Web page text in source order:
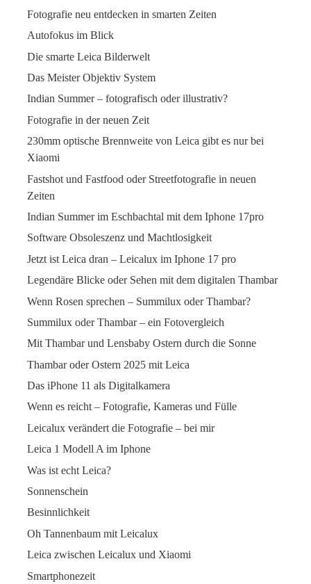
Fotografie neu entdecken in smarten Zeiten
Autofokus im Blick
Die smarte Leica Bilderwelt
Das Meister Objektiv System
Indian Summer – fotografisch oder illustrativ?
Fotografie in der neuen Zeit
230mm optische Brennweite von Leica gibt es nur bei
Xiaomi
Fastshot und Fastfood oder Streetfotografie in neuen
Zeiten
Indian Summer im Eschbachtal mit dem Iphone 17pro
Software Obsoleszenz und Machtlosigkeit
Jetzt ist Leica dran – Leicalux im Iphone 17 pro
Legendäre Blicke oder Sehen mit dem digitalen Thambar
Wenn Rosen sprechen – Summilux oder Thambar?
Summilux oder Thambar – ein Fotovergleich
Mit Thambar und Lensbaby Ostern durch die Sonne
Thambar oder Ostern 2025 mit Leica
Das iPhone 11 als Digitalkamera
Wenn es reicht – Fotografie, Kameras und Fülle
Leicalux verändert die Fotografie – bei mir
Leica 1 Modell A im Iphone
Was ist echt Leica?
Sonnenschein
Besinnlichkeit
Oh Tannenbaum mit Leicalux
Leica zwischen Leicalux und Xiaomi
Smartphonezeit